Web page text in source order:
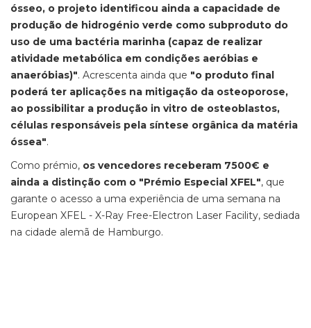
ósseo, o projeto identificou ainda a capacidade de
produção de hidrogénio verde como subproduto do
uso de uma bactéria marinha (capaz de realizar
atividade metabólica em condições aeróbias e
anaeróbias)". Acrescenta ainda que "o produto final
poderá ter aplicações na mitigação da osteoporose,
ao possibilitar a produção in vitro de osteoblastos,
células responsáveis pela síntese orgânica da matéria
óssea".
Como prémio, os vencedores receberam 7500€ e
ainda a distinção com o "Prémio Especial XFEL", que
garante o acesso a uma experiência de uma semana na
European XFEL - X-Ray Free-Electron Laser Facility, sediada
na cidade alemã de Hamburgo.